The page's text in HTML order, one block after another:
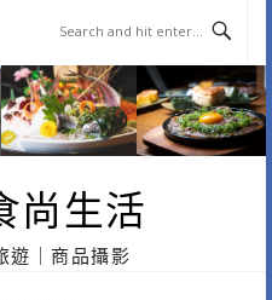
尚生活
遊｜商品攝影